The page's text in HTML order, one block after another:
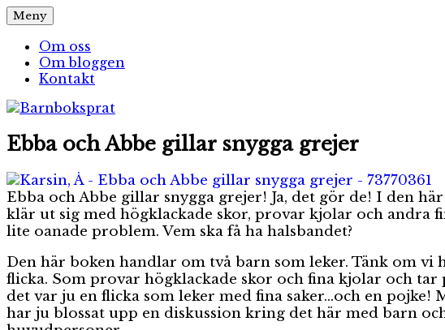
Hoppa
till
innehåll
Barnboksprat
– en blogg om barnböcker
Meny
Om oss
Om bloggen
Kontakt
Ebba och Abbe gillar snygga grejer
Ebba och Abbe gillar snygga grejer! Ja, det gör de! I den
klär ut sig med högklackade skor, provar kjolar och andra
lite oanade problem. Vem ska få ha halsbandet?
Den här boken handlar om två barn som leker. Tänk om vi
flicka. Som provar högklackade skor och fina kjolar och tar
det var ju en flicka som leker med fina saker…och en pojke!
har ju blossat upp en diskussion kring det här med barn